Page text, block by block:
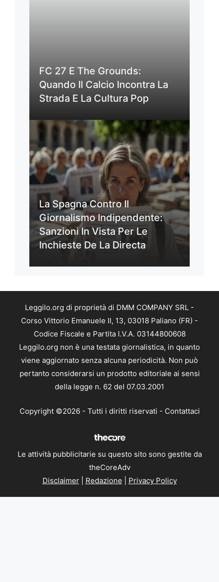
FC 27 E The Grounds:
Quando Il Calcio Incontra La
Strada E La Cultura Pop
La Spagna Contro Il
Giornalismo Indipendente:
Sanzioni In Vista Per Le
Inchieste De La Directa
Leggilo.org di proprietà di DMM COMPANY SRL -
Corso Vittorio Emanuele II, 13, 03018 Paliano (FR) -
Codice Fiscale e Partita I.V.A. 03144800608
Leggilo.org non è una testata giornalistica, in quanto
viene aggiornato senza alcuna periodicità. Non può
pertanto considerarsi un prodotto editoriale ai sensi
della legge n. 62 del 07.03.2001
Copyright ©2026 - Tutti i diritti riservati - Contattaci
Le attività pubblicitarie su questo sito sono gestite da
theCoreAdv
Disclaimer| Redazione Privacy Policy